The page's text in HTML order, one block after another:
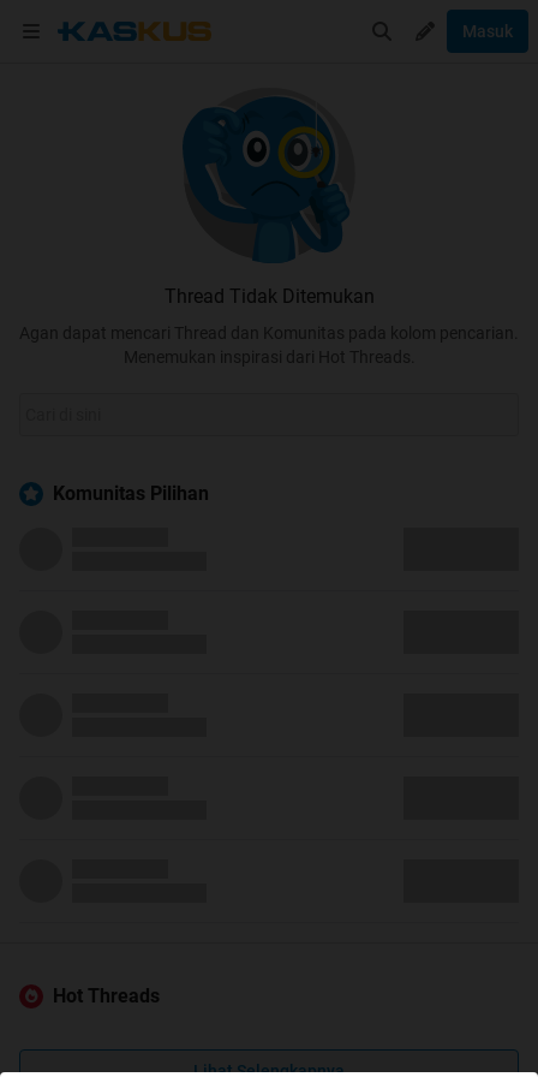
Masuk
Thread Tidak Ditemukan
Agan dapat mencari Thread dan Komunitas pada kolom pencarian.
Menemukan inspirasi dari Hot Threads.
Komunitas Pilihan
Hot Threads
Lihat Selengkapnya